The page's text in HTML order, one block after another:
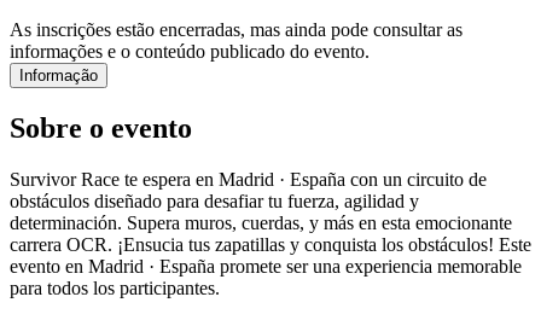
As inscrições estão encerradas, mas ainda pode consultar as
informações e o conteúdo publicado do evento.
Informação
Sobre o evento
Survivor Race te espera en Madrid · España con un circuito de
obstáculos diseñado para desafiar tu fuerza, agilidad y
determinación. Supera muros, cuerdas, y más en esta emocionante
carrera OCR. ¡Ensucia tus zapatillas y conquista los obstáculos! Este
evento en Madrid · España promete ser una experiencia memorable
para todos los participantes.